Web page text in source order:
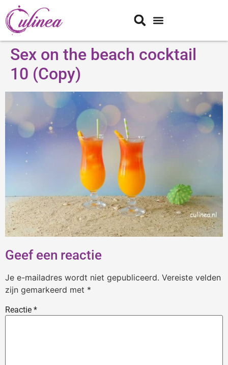
Sex on the beach cocktail
10 (Copy)
Geef een reactie
Je e-mailadres wordt niet gepubliceerd. Vereiste velden
zijn gemarkeerd met *
Reactie *